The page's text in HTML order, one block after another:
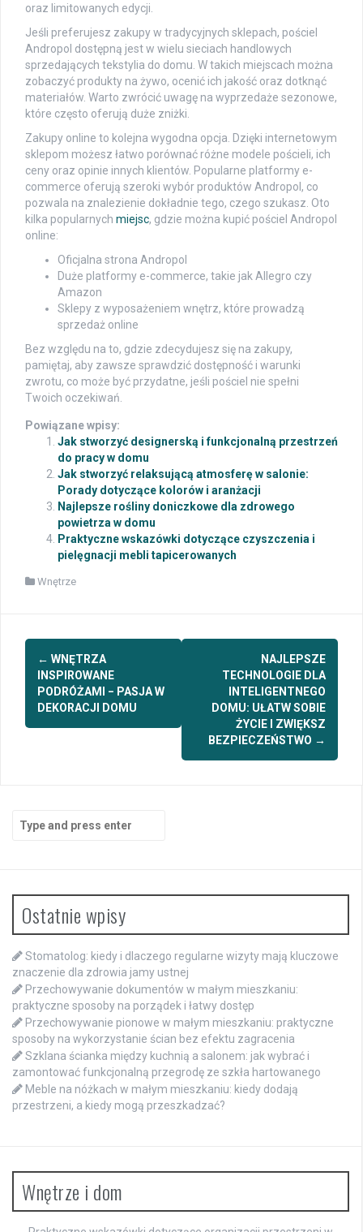
oraz limitowanych edycji.
Jeśli preferujesz zakupy w tradycyjnych sklepach, pościel
Andropol dostępną jest w wielu sieciach handlowych
sprzedających tekstylia do domu. W takich miejscach można
zobaczyć produkty na żywo, ocenić ich jakość oraz dotknąć
materiałów. Warto zwrócić uwagę na wyprzedaże sezonowe,
które często oferują duże zniżki.
Zakupy online to kolejna wygodna opcja. Dzięki internetowym
sklepom możesz łatwo porównać różne modele pościeli, ich
ceny oraz opinie innych klientów. Popularne platformy e-
commerce oferują szeroki wybór produktów Andropol, co
pozwala na znalezienie dokładnie tego, czego szukasz. Oto
kilka popularnych miejsc, gdzie można kupić pościel Andropol
online:
Oficjalna strona Andropol
Duże platformy e-commerce, takie jak Allegro czy
Amazon
Sklepy z wyposażeniem wnętrz, które prowadzą
sprzedaż online
Bez względu na to, gdzie zdecydujesz się na zakupy,
pamiętaj, aby zawsze sprawdzić dostępność i warunki
zwrotu, co może być przydatne, jeśli pościel nie spełni
Twoich oczekiwań.
Powiązane wpisy:
Jak stworzyć designerską i funkcjonalną przestrzeń
do pracy w domu
Jak stworzyć relaksującą atmosferę w salonie:
Porady dotyczące kolorów i aranżacji
Najlepsze rośliny doniczkowe dla zdrowego
powietrza w domu
Praktyczne wskazówki dotyczące czyszczenia i
pielęgnacji mebli tapicerowanych
Wnętrze
Post
navigation
← WNĘTRZA
INSPIROWANE
PODRÓŻAMI − PASJA W
DEKORACJI DOMU
NAJLEPSZE
TECHNOLOGIE DLA
INTELIGENTNEGO
DOMU: UŁATW SOBIE
ŻYCIE I ZWIĘKSZ
BEZPIECZEŃSTWO →
for:
Ostatnie wpisy
Stomatolog: kiedy i dlaczego regularne wizyty mają kluczowe
znaczenie dla zdrowia jamy ustnej
Przechowywanie dokumentów w małym mieszkaniu:
praktyczne sposoby na porządek i łatwy dostęp
Przechowywanie pionowe w małym mieszkaniu: praktyczne
sposoby na wykorzystanie ścian bez efektu zagracenia
Szklana ścianka między kuchnią a salonem: jak wybrać i
zamontować funkcjonalną przegrodę ze szkła hartowanego
Meble na nóżkach w małym mieszkaniu: kiedy dodają
przestrzeni, a kiedy mogą przeszkadzać?
Wnętrze i dom